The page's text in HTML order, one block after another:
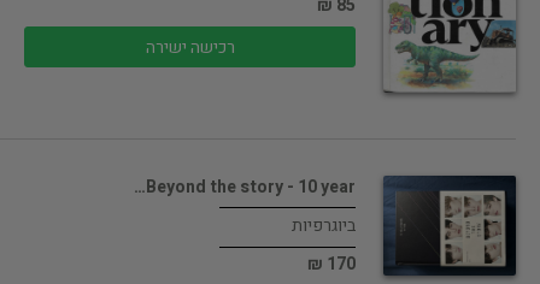
85 ₪
רכישה ישירה
Beyond the story - 10 year…
ביוגרפיות
170 ₪